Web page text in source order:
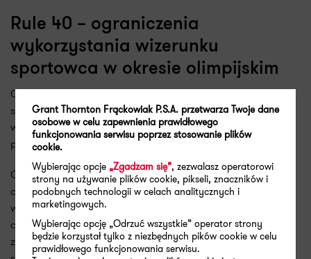
Rule 40 – ograniczenia
wykorzystania wizerunku
sportowca w okresie olimpijskim
O ile Rule 50 precyzuje zasady dotyczące oznaczeń na
stroju i sprzęcie zawodnika, Rule 40 tego, jak (i na jakich
warunkach) sportowiec oraz jego sponsorzy mogą
prowadzić komunikację marketingową w okresie igrzysk.
Głównym założeniem Rule 40 jest ochrona praw
oficjalnych partnerów olimpijskich do komercyjnego
wykorzystania kontekstu igrzysk oraz ograniczenie tzw.
ambush marketingu. Jednocześnie, po aktualizacjach,
zasady nie są już „zero-jedynkowym” zakazem, tylko
Grant Thornton Frąckowiak P.S.A. przetwarza Twoje dane
osobowe w celu zapewnienia prawidłowego
funkcjonowania serwisu poprzez stosowanie plików
cookie.
Wybierając opcje„Zgadzam się”, zezwalasz operatorowi
strony na używanie plików cookie, pikseli, znaczników i
podobnych technologii w celach analitycznych i
marketingowych.
Wybierając opcję „Odrzuć wszystkie” operator strony
będzie korzystał tylko z niezbędnych pików cookie w celu
prawidłowego funkcjonowania serwisu.